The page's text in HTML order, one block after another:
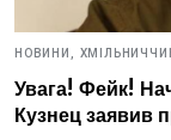
НОВИНИ,
Увага! Фейк!
Кузнец заявив